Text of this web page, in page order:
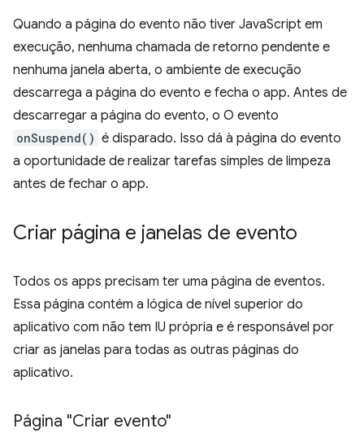
Quando a página do evento não tiver JavaScript em
execução, nenhuma chamada de retorno pendente e
nenhuma janela aberta, o ambiente de execução
descarrega a página do evento e fecha o app. Antes de
descarregar a página do evento, o O evento
onSuspend() é disparado. Isso dá à página do evento
a oportunidade de realizar tarefas simples de limpeza
antes de fechar o app.
Criar página e janelas de evento
Todos os apps precisam ter uma página de eventos.
Essa página contém a lógica de nível superior do
aplicativo com não tem IU própria e é responsável por
criar as janelas para todas as outras páginas do
aplicativo.
Página "Criar evento"